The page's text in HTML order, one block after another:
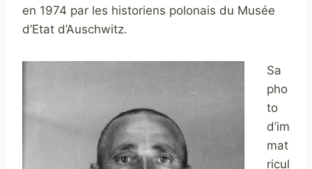
en 1974 par les historiens polonais du Musée
d’Etat d’Auschwitz.
Sa
pho
to
d’im
mat
ricul